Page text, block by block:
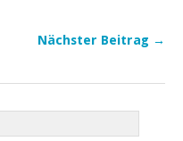
Nächster Beitrag →